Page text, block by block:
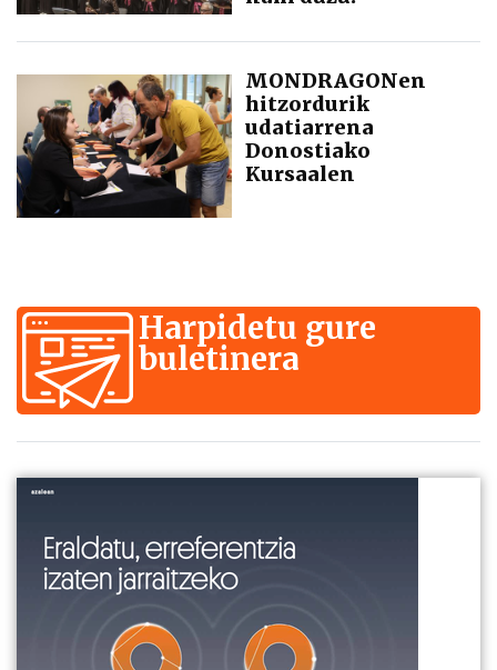
MONDRAGONen
hitzordurik
udatiarrena
Donostiako
Kursaalen
Harpidetu gure
buletinera